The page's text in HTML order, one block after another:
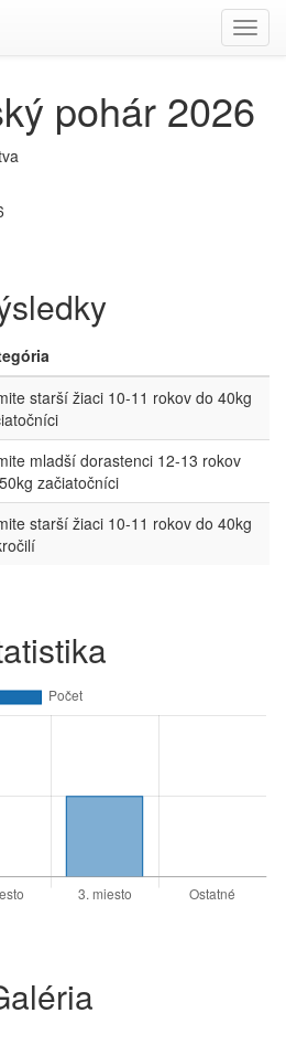
pohár 2026
starší žiaci 10-11 rokov do 40kg
mladší dorastenci 12-13 rokov
začiatočníci
starší žiaci 10-11 rokov do 40kg